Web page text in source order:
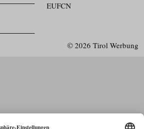
EUFCN
© 2026 Tirol Werbung